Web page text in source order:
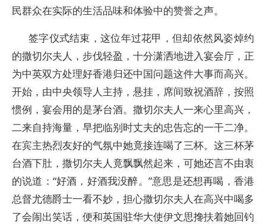
民群众在实际的生活品味和体验中的赞誉之声。
签字仪式结束，这位年过花甲，但却依然风姿焯约
的撒切尔夫人，步伐轻盈，十分潇洒地进入宴会厅，正
为中英双方处理好香港归还中国问题这件大事而高兴。
开始，由中央领导人主持，悬挂，席间致祝酒辞，按照
惯例，宴会用的是茅台酒。撒切尔夫人一来心里高兴，
二来自持海量，早把临别时丈夫的忠告忘的一干二净。
在宾主热烈友好的气氛中她竟接连喝了三杯。这三杯茅
台酒下肚，撒切尔夫人竟飘飘然起来，可她还言不由衷
的说道：“好酒，好酒我没醉。”意思是还想再喝，香港
总督尤德爵士一看不妙，担心撒切尔夫人在高兴中喝多
了会闹出笑话，便和英国驻华大使伊文思搀扶着她回钓